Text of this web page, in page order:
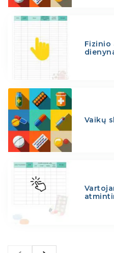
Fizinio
Vaikų